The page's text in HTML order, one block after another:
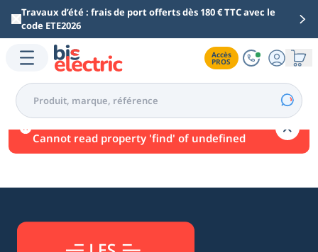
Aller au contenu principal
Travaux d’été : frais de port offerts dès 180 € TTC avec le
code ETE2026
Accès
PROS
Une erreur est survenue.
Cannot read property 'find' of undefined